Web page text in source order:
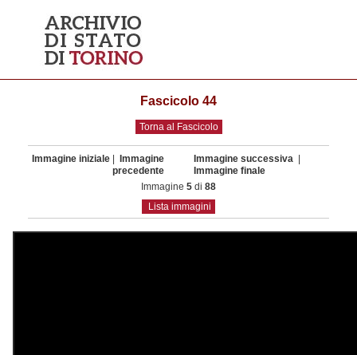
Fascicolo 44
Torna al Fascicolo
Immagine iniziale
Immagine
precedente
Immagine successiva
Immagine finale
Immagine 5 di 88
Lista immagini